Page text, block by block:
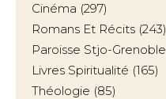
Cinéma (297)
Romans Et Récits (243)
Paroisse Stjo-Grenoble
Livres Spiritualité (165)
Théologie (85)